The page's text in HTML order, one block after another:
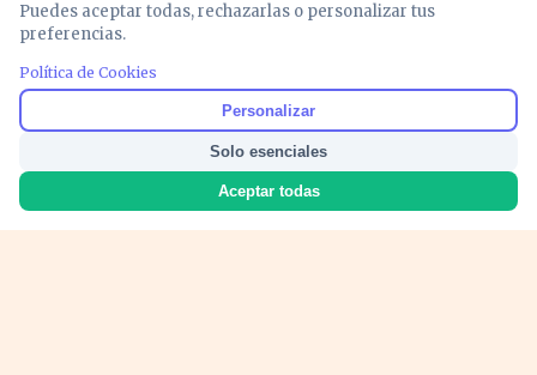
Noticias y análisis de economía, mercados,
inversión y política. Información actualizada
para entender lo que mueve tu dinero y tu
país.
Puedes aceptar todas, rechazarlas o personalizar tus
preferencias.
Política de Cookies
Personalizar
Solo esenciales
Aceptar todas